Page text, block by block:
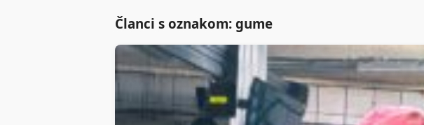
Članci s oznakom: gume